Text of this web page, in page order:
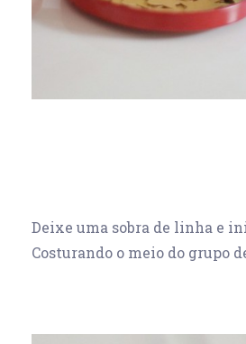
Deixe uma sobra de linha e
Costurando o meio do grupo